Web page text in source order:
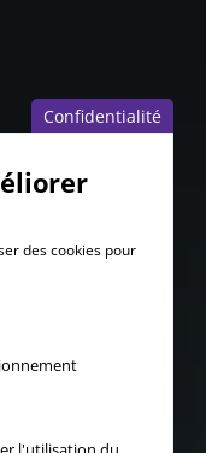
Confidentialité
des cookies pour